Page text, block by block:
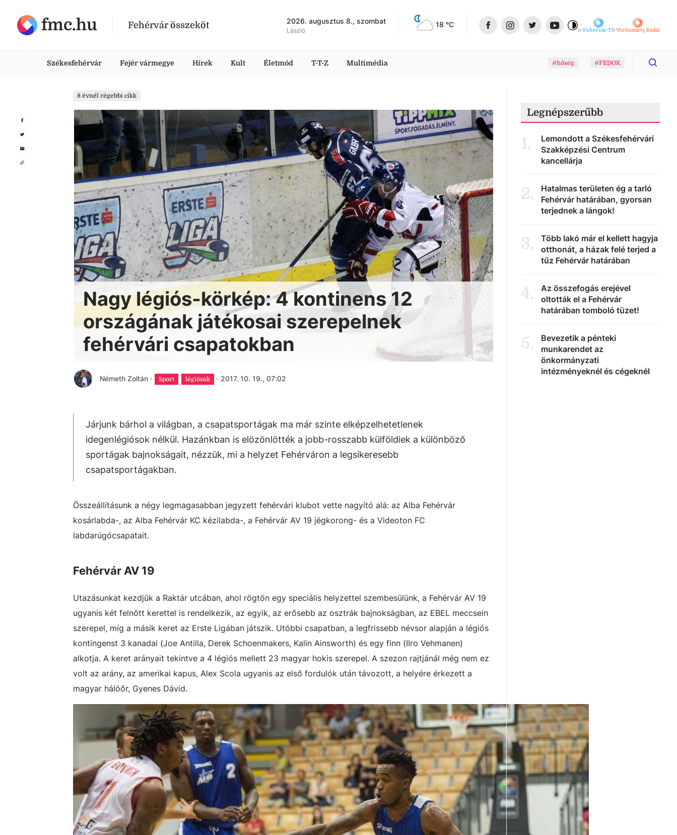
fmc.hu Fehérvár összeköt 2026. augusztus 8., szombat
László
18 °C
Fehérvár-TVVörösmarty Rádió
Székesfehérvár Fejér vármegye Hírek Kult Életmód T-T-Z Multimédia #hőség #FEDOK
8 évnél régebbi cikk
Nagy légiós-körkép: 4 kontinens 12
országának játékosai szerepelnek
fehérvári csapatokban
Németh Zoltán · Sport légiósok · 2017. 10. 19., 07:02
Járjunk bárhol a világban, a csapatsportágak ma már szinte elképzelhetetlenek
idegenlégiósok nélkül. Hazánkban is elözönlötték a jobb-rosszabb külföldiek a különböző
sportágak bajnokságait, nézzük, mi a helyzet Fehérváron a legsikeresebb
csapatsportágakban.
Összeállításunk a négy legmagasabban jegyzett fehérvári klubot vette nagyító alá: az Alba Fehérvár
kosárlabda-, az Alba Fehérvár KC kézilabda-, a Fehérvár AV 19 jégkorong- és a Videoton FC
labdarúgócsapatait.
Fehérvár AV 19
Utazásunkat kezdjük a Raktár utcában, ahol rögtön egy speciális helyzettel szembesülünk, a Fehérvár AV 19
ugyanis két felnőtt kerettel is rendelkezik, az egyik, az erősebb az osztrák bajnokságban, az EBEL meccsein
szerepel, míg a másik keret az Erste Ligában játszik. Utóbbi csapatban, a legfrissebb névsor alapján a légiós
kontingenst 3 kanadai (Joe Antilla, Derek Schoenmakers, Kalin Ainsworth) és egy finn (IIro Vehmanen)
alkotja. A keret arányait tekintve a 4 légiós mellett 23 magyar hokis szerepel. A szezon rajtjánál még nem ez
volt az arány, az amerikai kapus, Alex Scola ugyanis az első fordulók után távozott, a helyére érkezett a
magyar hálóőr, Gyenes Dávid.
Legnépszerűbb
1.
Lemondott a Székesfehérvári
Szakképzési Centrum
kancellárja
2.
Hatalmas területen ég a tarló
Fehérvár határában, gyorsan
terjednek a lángok!
3.
Több lakó már el kellett hagyja
otthonát, a házak felé terjed a
tűz Fehérvár határában
4.
Az összefogás erejével
oltották el a Fehérvár
határában tomboló tüzet!
5.
Bevezetik a pénteki
munkarendet az
önkormányzati
intézményeknél és cégeknél